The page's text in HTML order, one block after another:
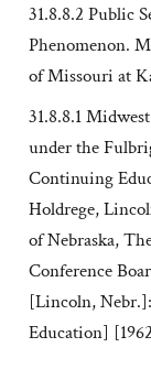
31.8.8.2 Public
Phenomenon.
of Missouri at
31.8.8.1
under the
Continuing
Holdrege,
of Nebraska,
Conference
[Lincoln,
Education]